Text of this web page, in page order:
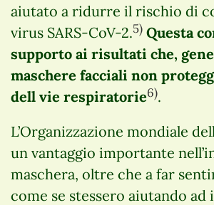
aiutato a ridurre il rischio di
virus SARS-CoV-2.5) Questa
supporto ai risultati che,
maschere facciali non
dell vie respiratorie6).
L’Organizzazione mondiale
un vantaggio importante
maschera, oltre che a far
come se stessero aiutando ad